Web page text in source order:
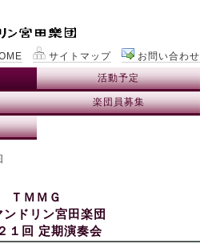
お問い合わせ
サイトマップ
活動予定
楽団員募集
ＴＭＭＧ
ンドリン宮田楽団
１回 定期演奏会